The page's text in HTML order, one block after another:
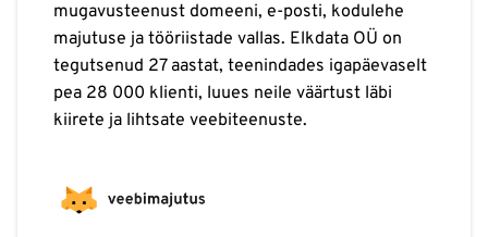
mugavusteenust domeeni, e-posti, kodulehe
majutuse ja tööriistade vallas. Elkdata OÜ on
tegutsenud 27 aastat, teenindades igapäevaselt
pea 28 000 klienti, luues neile väärtust läbi
kiirete ja lihtsate veebiteenuste.